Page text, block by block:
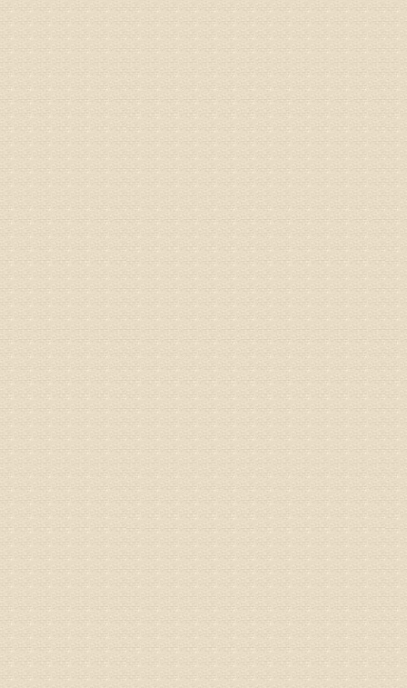
病情描
2015
专家回
姓名：
病情描
专家回
姓名：
病情描
专家回
2、通过
3、通过
通过上
来我院
病情描
专家回
你好，
失。
该病的
较严重
姓名：